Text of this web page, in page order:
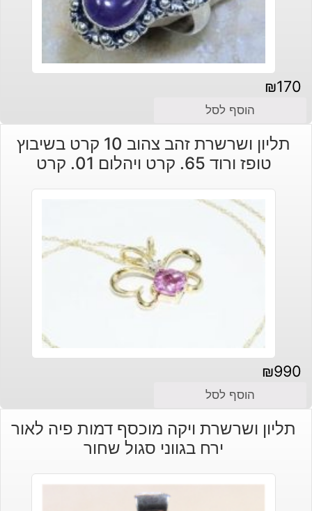
₪170
הוסף לסל
תליון ושרשרת זהב צהוב 10 קרט בשיבוץ
טופז ורוד 65. קרט ויהלום 01. קרט
₪990
הוסף לסל
תליון ושרשרת ויקה מוכסף דמות פיה לאור
ירח בגווני סגול שחור